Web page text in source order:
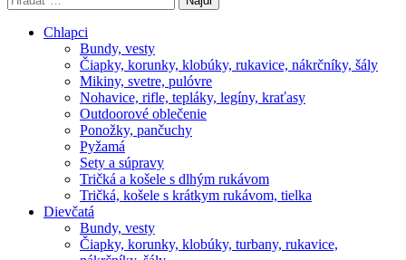
Chlapci
Bundy, vesty
Čiapky, korunky, klobúky, rukavice, nákrčníky, šály
Mikiny, svetre, pulóvre
Nohavice, rifle, tepláky, legíny, kraťasy
Outdoorové oblečenie
Ponožky, pančuchy
Pyžamá
Sety a súpravy
Tričká a košele s dlhým rukávom
Tričká, košele s krátkym rukávom, tielka
Dievčatá
Bundy, vesty
Čiapky, korunky, klobúky, turbany, rukavice,